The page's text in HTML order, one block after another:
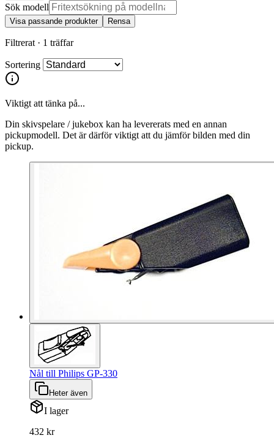
Sök modell
Visa passande produkter Rensa
Filtrerat · 1 träffar
Sortering
Viktigt att tänka på...
Din skivspelare / jukebox kan ha levererats med en annan
pickupmodell. Det är därför viktigt att du jämför bilden med din
pickup.
Nål till Philips GP-330
Heter även
I lager
432 kr